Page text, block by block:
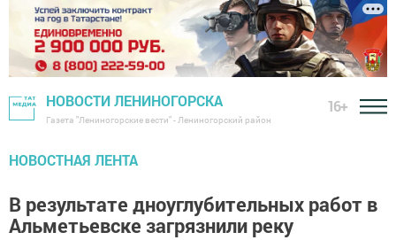
НОВОСТИ ЛЕНИНОГОРСКА
Газета "Лениногорские вести" - Лениногорский район
16+
НОВОСТНАЯ ЛЕНТА
В результате дноуглубительных работ в
Альметьевске загрязнили реку